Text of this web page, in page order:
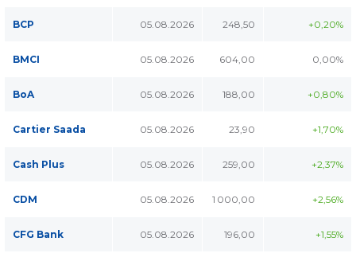
BCP 05.08.2026 248,50 +0,20%
BMCI 05.08.2026 604,00 0,00%
BoA 05.08.2026 188,00 +0,80%
Cartier Saada 05.08.2026 23,90 +1,70%
Cash Plus 05.08.2026 259,00 +2,37%
CDM 05.08.2026 1 000,00 +2,56%
CFG Bank 05.08.2026 196,00 +1,55%